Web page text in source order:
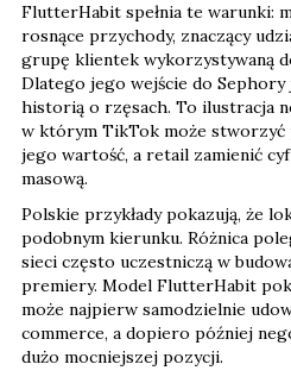
FlutterHabit spełnia te warunki:
rosnące przychody, znaczący
grupę klientek wykorzystywaną
Dlatego jego wejście do Sephory
historią o rzęsach. To ilustracja
w którym TikTok może stworzyć
jego wartość, a retail zamienić
masową.
Polskie przykłady pokazują, że
podobnym kierunku. Różnica
sieci często uczestniczą w
premiery. Model FlutterHabit
może najpierw samodzielnie
commerce, a dopiero później
dużo mocniejszej pozycji.